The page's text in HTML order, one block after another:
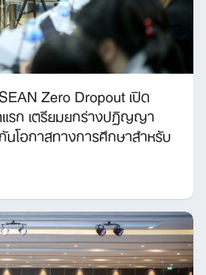
Zero Dropout เปิด
รก เตรียมยกร่างปฏิญญา
นโอกาสทางการศึกษาสำหรับ